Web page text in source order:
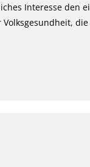
Interesse den
die